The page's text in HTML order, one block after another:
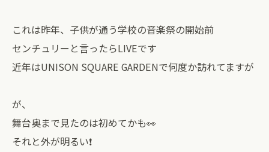
これは昨年、子供が通う学校の音楽祭の開始前
センチュリーと言ったらLIVEです
近年はUNISON SQUARE GARDENで何度か訪れてますが
が、
舞台奥まで見たのは初めてかも👀
それと外が明るい❗️